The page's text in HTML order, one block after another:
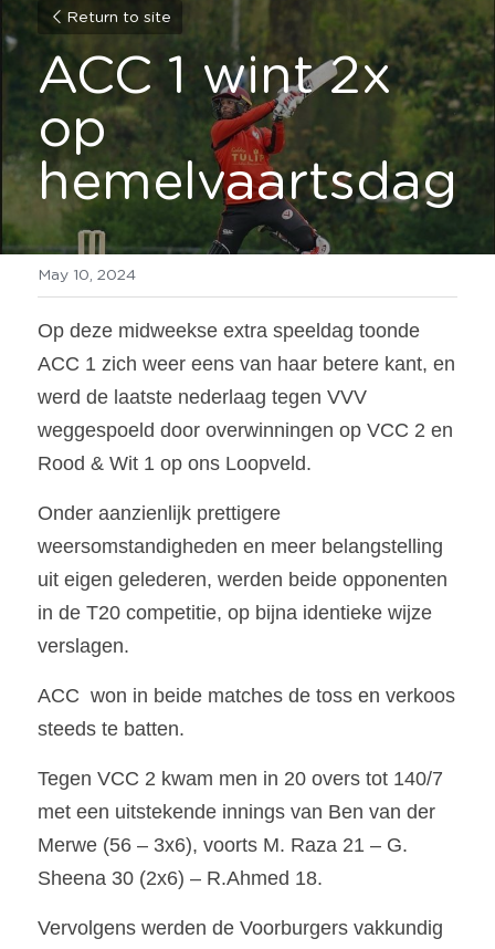
Return to site
ACC 1 wint 2x
op
hemelvaartsdag
May 10, 2024
Op deze midweekse extra speeldag toonde
ACC 1 zich weer eens van haar betere kant, en
werd de laatste nederlaag tegen VVV
weggespoeld door overwinningen op VCC 2 en
Rood & Wit 1 op ons Loopveld.
Onder aanzienlijk prettigere
weersomstandigheden en meer belangstelling
uit eigen gelederen, werden beide opponenten
in de T20 competitie, op bijna identieke wijze
verslagen.
ACC  won in beide matches de toss en verkoos
steeds te batten.
Tegen VCC 2 kwam men in 20 overs tot 140/7
met een uitstekende innings van Ben van der
Merwe (56 – 3x6), voorts M. Raza 21 – G.
Sheena 30 (2x6) – R.Ahmed 18.
Vervolgens werden de Voorburgers vakkundig